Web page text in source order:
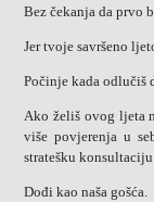
Bez čekanja da prvo
Jer tvoje savršeno
Počinje kada odlučiš
Ako želiš ovog ljeta
više povjerenja u
stratešku
Dođi kao naša gošća.